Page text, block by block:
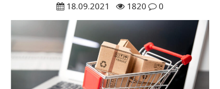
18.09.2021
1820 0